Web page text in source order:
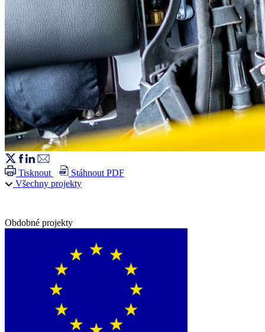
Tisknout
Stáhnout PDF
Všechny projekty
Obdobné projekty